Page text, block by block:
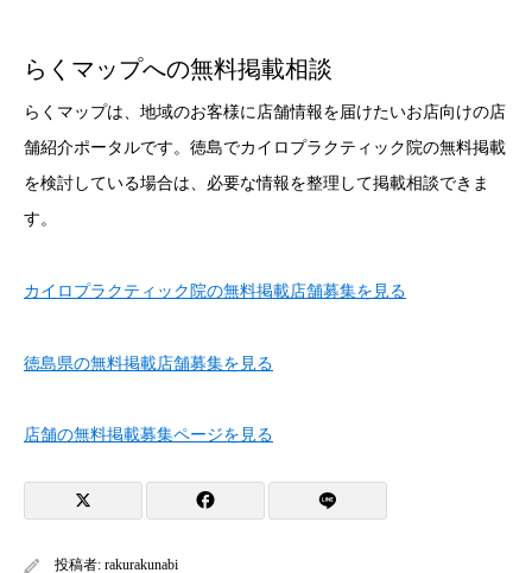
らくマップへの無料掲載相談
らくマップは、地域のお客様に店舗情報を届けたいお店向けの店
舗紹介ポータルです。徳島でカイロプラクティック院の無料掲載
を検討している場合は、必要な情報を整理して掲載相談できま
す。
カイロプラクティック院の無料掲載店舗募集を見る
徳島県の無料掲載店舗募集を見る
店舗の無料掲載募集ページを見る
投稿者: rakurakunabi